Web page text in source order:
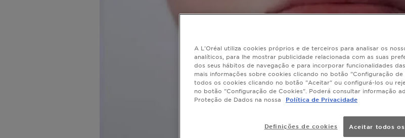
A L'Oréal utiliza cookies próprios e de terceiros para analisar os
analíticos, para lhe mostrar publicidade relacionada com as suas
dos seus hábitos de navegação e para incorporar funcionalidades
mais informações sobre cookies clicando no botão "Configuração
todos os cookies clicando no botão "Aceitar" ou configurá-los ou
no botão "Configuração de Cookies". Poderá consultar informação
Proteção de Dados na nossa
Política de Privacidade
Definições de cookies Aceitar todos